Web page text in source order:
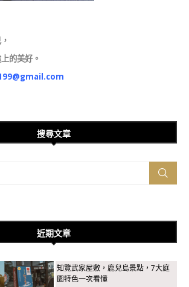
的美好。
搜尋文章
近期文章
知覽武家屋敷，鹿兒島景點，7大庭
園特色一次看懂